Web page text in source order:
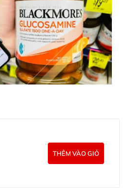
sĩ.
ăn uống cân bằng.
tim mạch, giấc ngủ, trí nhớ
THÊM VÀO GIỎ